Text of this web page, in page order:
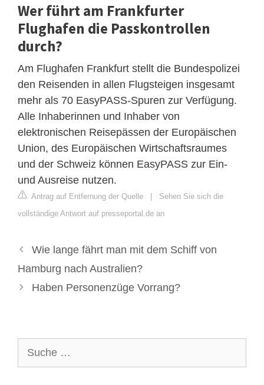
Wer führt am Frankfurter
Flughafen die Passkontrollen
durch?
Am Flughafen Frankfurt stellt die Bundespolizei
den Reisenden in allen Flugsteigen insgesamt
mehr als 70 EasyPASS-Spuren zur Verfügung.
Alle Inhaberinnen und Inhaber von
elektronischen Reisepässen der Europäischen
Union, des Europäischen Wirtschaftsraumes
und der Schweiz können EasyPASS zur Ein-
und Ausreise nutzen.
Antrag auf Entfernung der Quelle | Sehen Sie sich die
vollständige Antwort auf presseportal.de an
Wie lange fährt man mit dem Schiff von
Hamburg nach Australien?
Haben Personenzüge Vorrang?
nach: